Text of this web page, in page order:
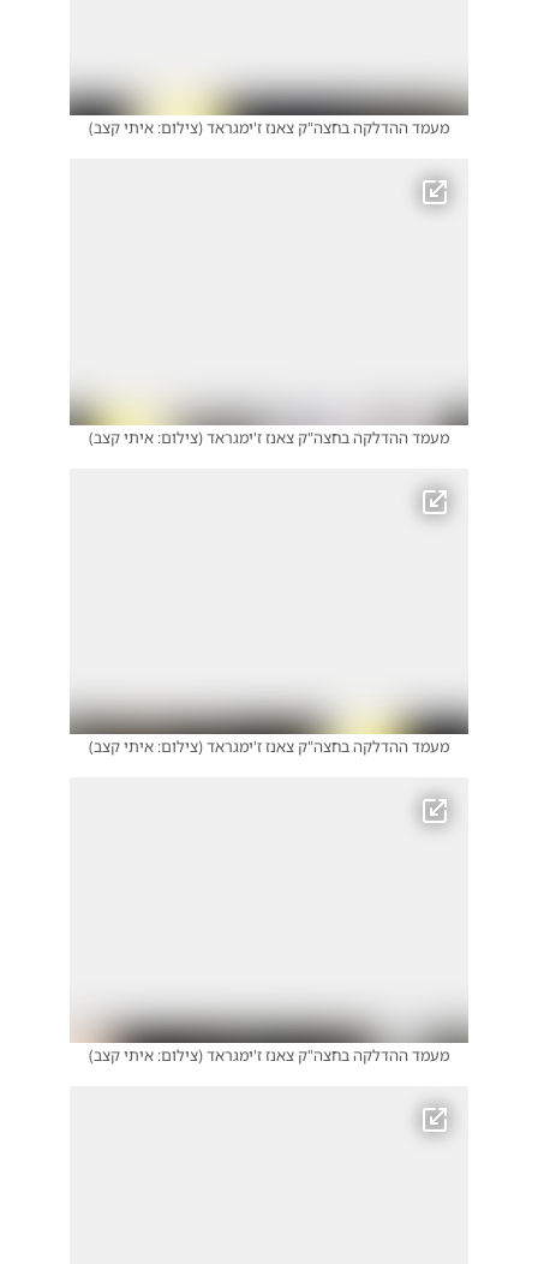
מעמד ההדלקה בחצה"ק צאנז ז'ימגראד(צילום: איתי קצב)
מעמד ההדלקה בחצה"ק צאנז ז'ימגראד(צילום: איתי קצב)
מעמד ההדלקה בחצה"ק צאנז ז'ימגראד(צילום: איתי קצב)
מעמד ההדלקה בחצה"ק צאנז ז'ימגראד(צילום: איתי קצב)